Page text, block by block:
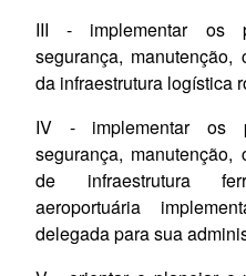
III -
implementar
os
segurança, manutenção,
da infraestrutura logística
IV -
implementar
os
segurança, manutenção,
de infraestrutura
aeroportuária
delegada para sua